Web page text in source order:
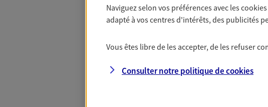
Naviguez selon vos préférences avec les
adapté à vos centres d'intérêts, des publicités
Vous êtes libre de les accepter, de les refuser
Consulter notre politique decookies